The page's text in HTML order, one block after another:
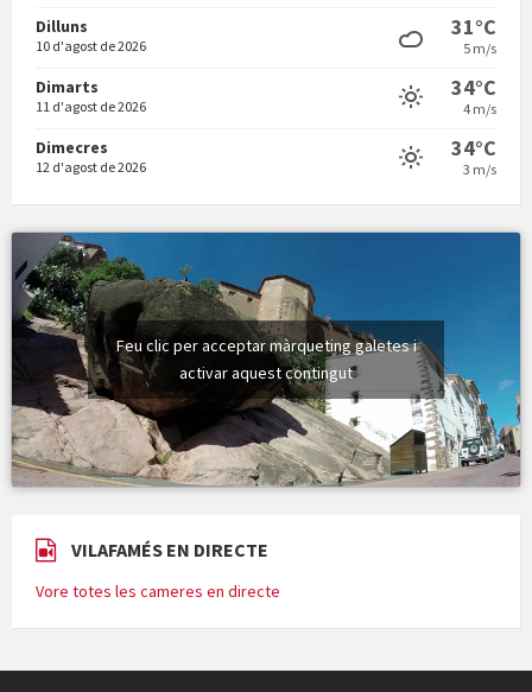
Vermuts a la Font. Hit parit
Dilluns
10 d'agost de 2026
31°C
5 m/s
Dimarts
11 d'agost de 2026
34°C
4 m/s
Dimecres
12 d'agost de 2026
34°C
3 m/s
Feu clic per acceptar màrqueting galetes i
activar aquest contingut
VILAFAMÉS EN DIRECTE
Vore totes les cameres en directe